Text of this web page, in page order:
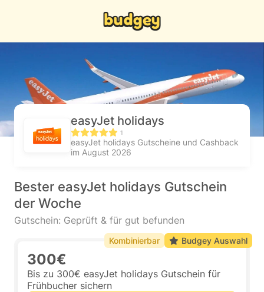
easyJet holidays
1
easyJet holidays Gutscheine und Cashback
im August 2026
Bester easyJet holidays Gutschein
der Woche
Gutschein: Geprüft & für gut befunden
300€
Bis zu 300€ easyJet holidays Gutschein für
Frühbucher sichern
Kombinierbar Budgey Auswahl